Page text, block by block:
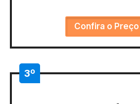
Confira o Preço
3º